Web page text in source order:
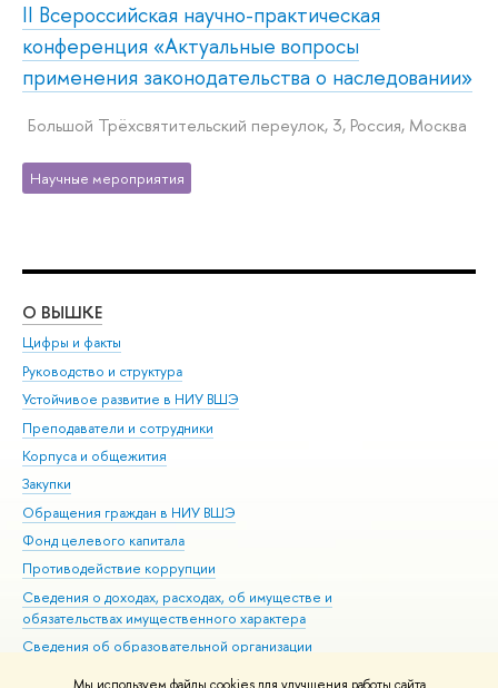
II Всероссийская научно-практическая
конференция «Актуальные вопросы
применения законодательства о наследовании»
Большой Трёхсвятительский переулок, 3, Россия, Москва
Научные мероприятия
О ВЫШКЕ
Цифры и факты
Руководство и структура
Устойчивое развитие в НИУ ВШЭ
Преподаватели и сотрудники
Корпуса и общежития
Закупки
Обращения граждан в НИУ ВШЭ
Фонд целевого капитала
Противодействие коррупции
Сведения о доходах, расходах, об имуществе и
обязательствах имущественного характера
Сведения об образовательной организации
Людям с ограниченными возможностями здоровья